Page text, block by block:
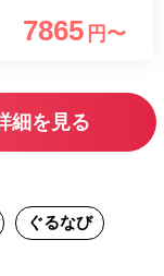
ざいます。大切な
したらコメント
・下座がござい
7865 円〜
細を見る
ぐるなび